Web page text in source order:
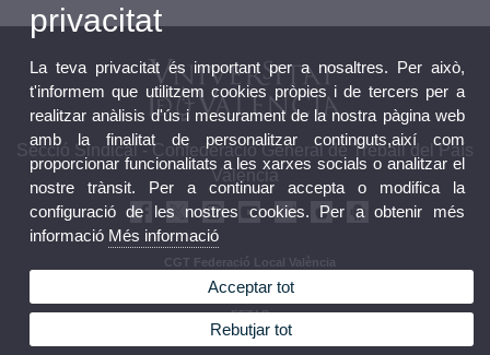
Secció Sindical - Confederació General de Treball del País
València
CGT Federació Local València
CGT Confederal País Valencià
CGT Confederal estatal
FETAP
Sindicat Administració Pública de CGT València
privacitat
La teva privacitat és important per a nosaltres. Per això,
t'informem que utilitzem cookies pròpies i de tercers per a
realitzar anàlisis d'ús i mesurament de la nostra pàgina web
amb la finalitat de personalitzar continguts,així com
proporcionar funcionalitats a les xarxes socials o analitzar el
nostre trànsit. Per a continuar accepta o modifica la
configuració de les nostres cookies. Per a obtenir més
informació Més informació
Acceptar tot
Rebutjar tot